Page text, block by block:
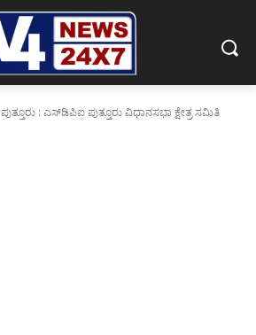
ಪುತ್ತೂರು : ಎಸ್‌ಡಿಪಿಐ ಪುತ್ತೂರು ವಿಧಾನಸಭಾ ಕ್ಷೇತ್ರ ಸಮಿತಿ